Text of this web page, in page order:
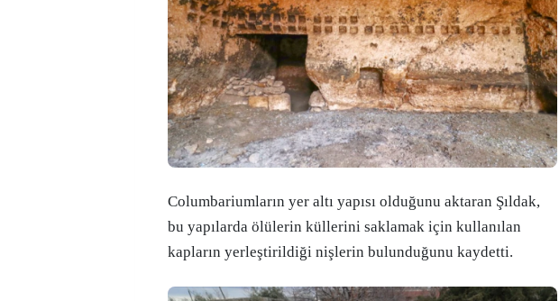
Columbariumların yer altı yapısı olduğunu aktaran Şıldak,
bu yapılarda ölülerin küllerini saklamak için kullanılan
kapların yerleştirildiği nişlerin bulunduğunu kaydetti.